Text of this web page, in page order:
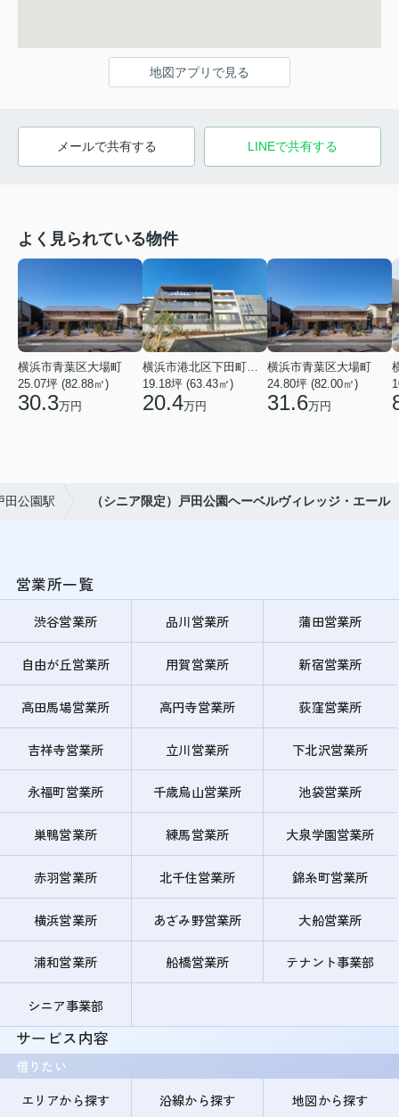
地図アプリで見る
メールで共有する LINEで共有する
よく見られている物件
横浜市青葉区大場町
25.07坪 (82.88㎡)
30.3万円
19.18坪 (63.43㎡)
20.4万円
横浜市青葉区大場町
24.80坪 (82.00㎡)
31.6万円
田公園駅 （シニア限定）戸田公園ヘーベルヴィレッジ・エール
営業所一覧
渋谷営業所 品川営業所 蒲田営業所
自由が丘営業所 用賀営業所 新宿営業所
高田馬場営業所 高円寺営業所 荻窪営業所
吉祥寺営業所 立川営業所 下北沢営業所
永福町営業所 千歳烏山営業所 池袋営業所
巣鴨営業所 練馬営業所 大泉学園営業所
赤羽営業所 北千住営業所 錦糸町営業所
横浜営業所 あざみ野営業所 大船営業所
浦和営業所 船橋営業所 テナント事業部
シニア事業部
サービス内容
借りたい
エリアから探す
沿線から探す 地図から探す